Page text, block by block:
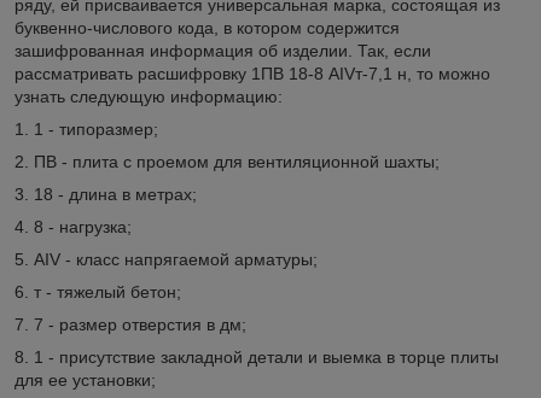
ряду, ей присваивается универсальная марка, состоящая из
буквенно-числового кода, в котором содержится
зашифрованная информация об изделии. Так, если
рассматривать расшифровку 1ПВ 18-8 АIVт-7,1 н, то можно
узнать следующую информацию:
1. 1 - типоразмер;
2. ПВ - плита с проемом для вентиляционной шахты;
3. 18 - длина в метрах;
4. 8 - нагрузка;
5. АIV - класс напрягаемой арматуры;
6. т - тяжелый бетон;
7. 7 - размер отверстия в дм;
8. 1 - присутствие закладной детали и выемка в торце плиты
для ее установки;